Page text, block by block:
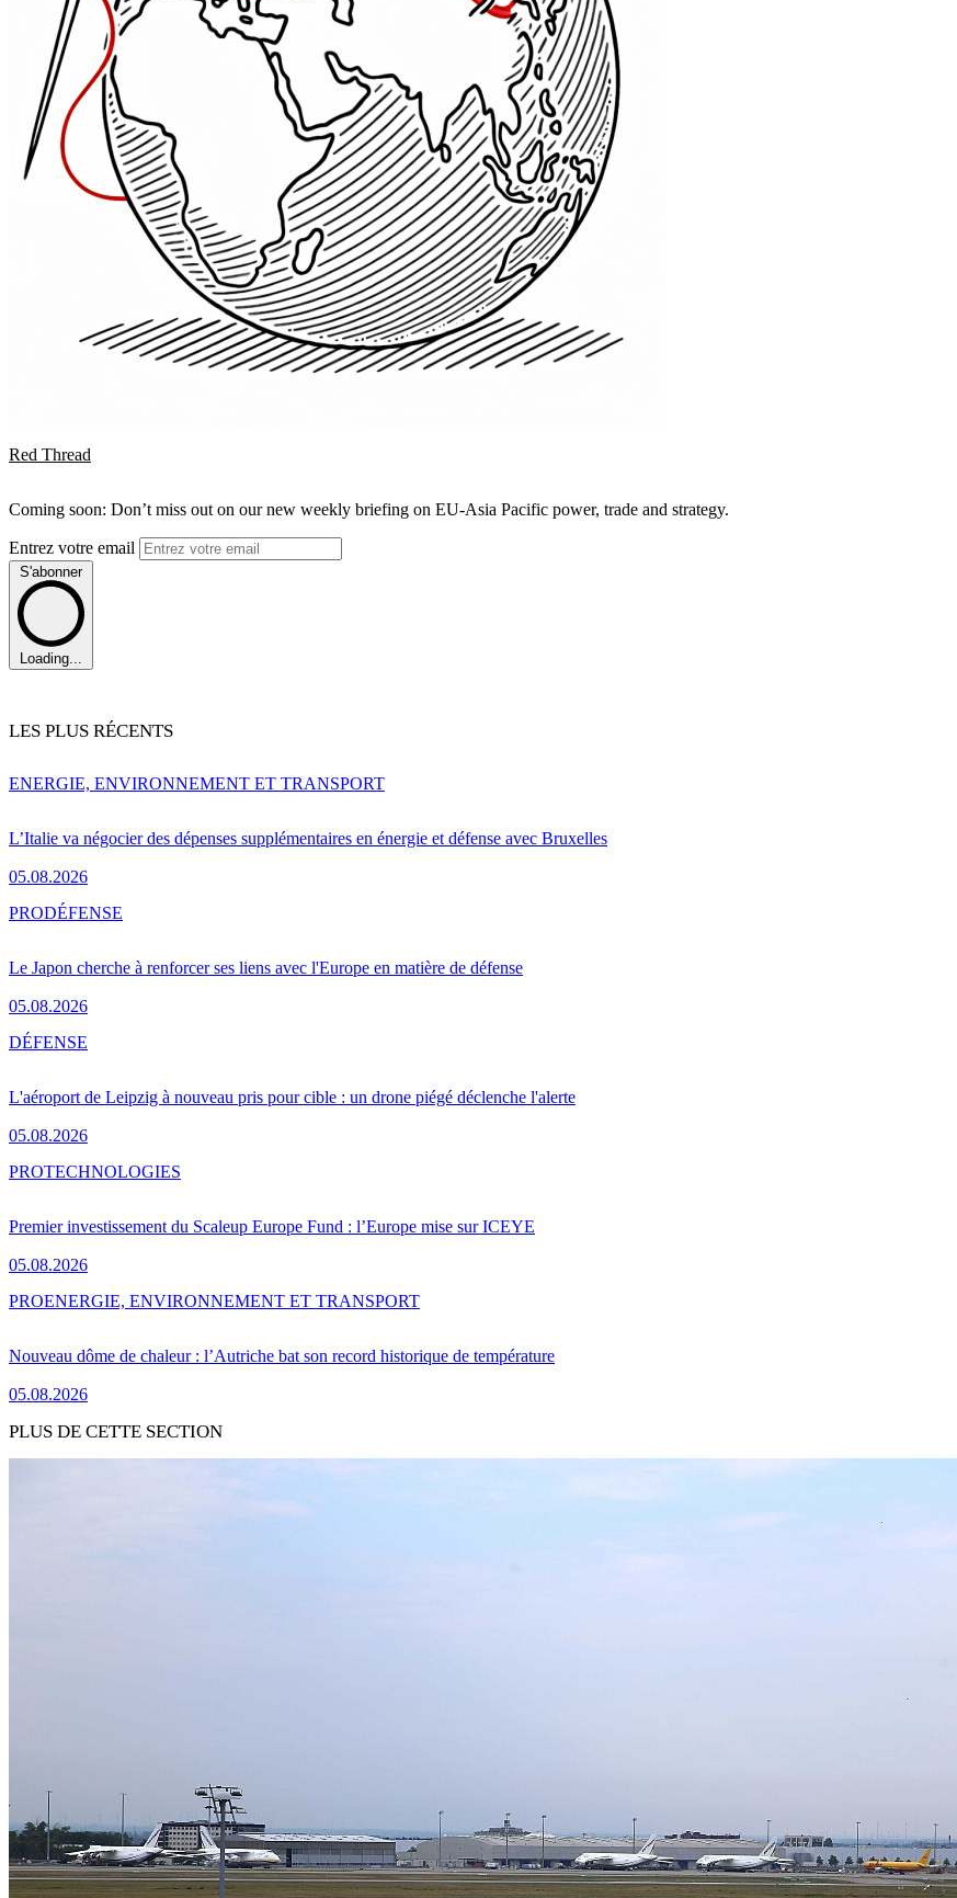
Red Thread
Coming soon: Don’t miss out on our new weekly briefing on EU-Asia Pacific power, trade and strategy.
Entrez votre email
S'abonner
Loading...
LES PLUS RÉCENTS
L’Italie va négocier des dépenses supplémentaires en énergie et défense avec Bruxelles
05.08.2026
ENERGIE, ENVIRONNEMENT ET TRANSPORT
Le Japon cherche à renforcer ses liens avec l'Europe en matière de défense
05.08.2026
PRODÉFENSE
L'aéroport de Leipzig à nouveau pris pour cible : un drone piégé déclenche l'alerte
05.08.2026
DÉFENSE
Premier investissement du Scaleup Europe Fund : l’Europe mise sur ICEYE
05.08.2026
PROTECHNOLOGIES
Nouveau dôme de chaleur : l’Autriche bat son record historique de température
05.08.2026
PROENERGIE, ENVIRONNEMENT ET TRANSPORT
PLUS DE CETTE SECTION